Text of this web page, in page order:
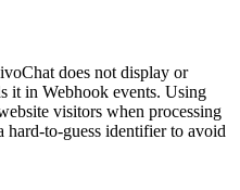
does not display or
it in Webhook events. Using
visitors when processing
hard-to-guess identifier to avoid